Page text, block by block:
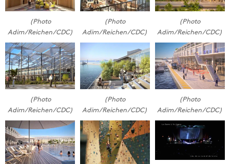
(Photo
Adim/Reichen/CDC)
(Photo
Adim/Reichen/CDC)
(Photo
Adim/Reichen/CDC)
(Photo
Adim/Reichen/CDC)
(Photo
Adim/Reichen/CDC)
(Photo
Adim/Reichen/CDC)